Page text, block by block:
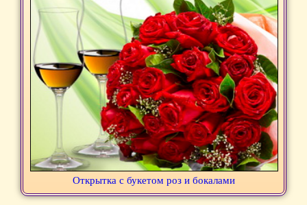
Открытка с букетом роз и бокалами